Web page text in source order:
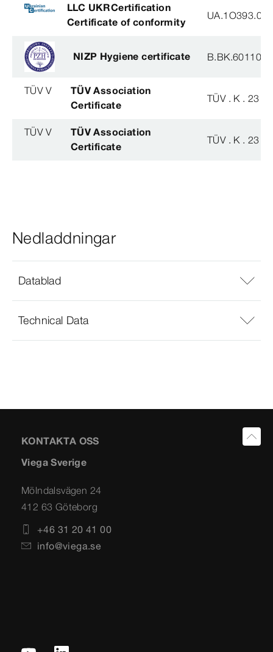
LLC UKRCertification
Certificate of conformity
NIZP Hygiene certificate
TÜV V
TÜV Association
Certificate
TÜV . K . 23 -
TÜV V
TÜV Association
Certificate
TÜV . K . 23 -
Nedladdningar
Datablad
Technical Data
KONTAKTA OSS
Viega Sverige
Mölndalsvägen 24
412 63 Göteborg
+46 31 20 41 00
info@viega.se